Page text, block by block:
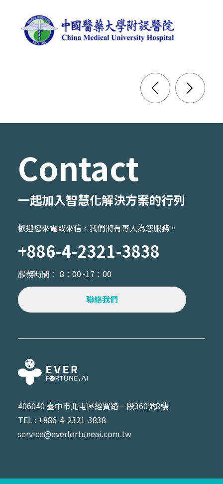
Contact
一起加入智慧化解決方案的行列
歡迎您來電或來信，我們將有專人為您服務。
+886-4-2321-3838
服務時間： 8：00~17：00
聯絡我們
406040 臺中市北屯區經貿路一段360號8樓
TEL : +886-4-2321-3838
service@everfortuneai.com.tw